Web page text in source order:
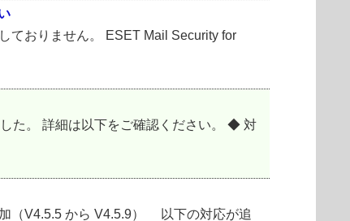
ておりません。 ESET Mail Security for
た。 詳細は以下をご確認ください。 ◆ 対
（V4.5.5 から V4.5.9） 以下の対応が追